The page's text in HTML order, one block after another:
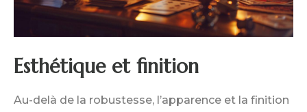
Esthétique et finition
Au-delà de la robustesse, l’apparence et la finition